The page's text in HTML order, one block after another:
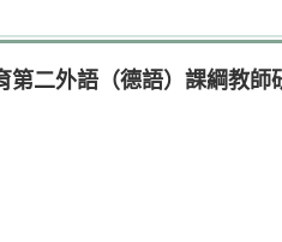
第二外語（德語）課綱教